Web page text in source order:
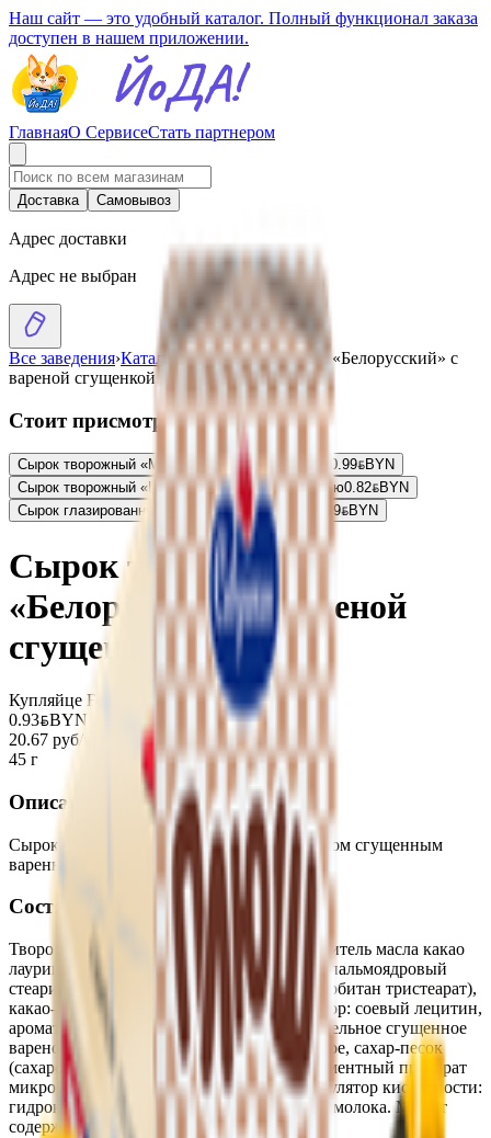
Наш сайт — это удобный каталог. Полный функционал заказа
доступен в нашем приложении.
ГлавнаяО СервисеСтать партнером
Доставка Самовывоз
Адрес доставки
Адрес не выбран
Все заведения›Каталог›Сырок творожный «Белорусский» с
вареной сгущенкой
Стоит присмотреться
Сырок творожный «Марципан» глазированный 0.99BYNBYN
Сырок творожный «Latte Barista» 26% с ванилью0.82BYNBYN
Сырок глазированный «Плюш» 18% с какао
0.99BYNBYN
Сырок творожный
«Белорусский» с вареной
сгущенкой
Купляйце Беларускае
0.93BYNBYN
20.67 руб/кг
45 г
Описание
Сырок творожный глазированный с молоком сгущенным
вареным массовой долей жира 23%.
Состав
Творог, глазурь кондитерская (сахар, заменитель масла какао
лауринового типа (гидрогенизированный пальмоядровый
стеарин, эмульгаторы: соевый лецитин, сорбитан тристеарат),
какао-порошок, кокосовое масло, эмульгатор: соевый лецитин,
ароматизатор «Ванилин»), сахар, молоко цельное сгущенное
вареное с сахором (молоко нормализованное, сахар-песок
(сахароза), вспомогательное средство: ферментный препарат
микробного происхождения - лактаза), регулятор кислотности:
гидрокарбонат натрия, масло из коровьего молока. Может
содержать следы орехов и арахиса.